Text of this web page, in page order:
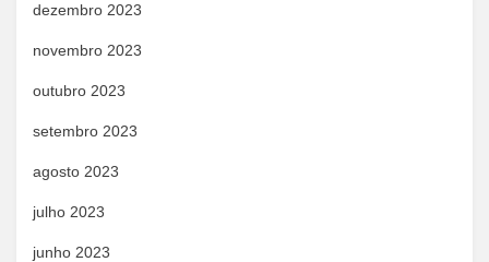
dezembro 2023
novembro 2023
outubro 2023
setembro 2023
agosto 2023
julho 2023
junho 2023